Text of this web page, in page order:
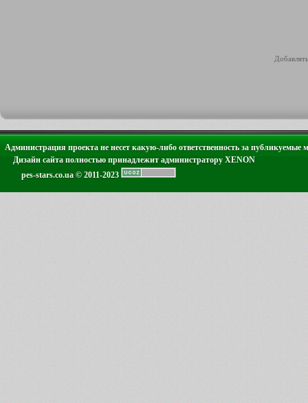
Администрация проекта не несет какую-либо ответственность за публикуемые
Дизайн сайта полностью принадлежит администратору XENON
pes-stars.co.ua © 2011-2023